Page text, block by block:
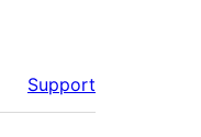
Support